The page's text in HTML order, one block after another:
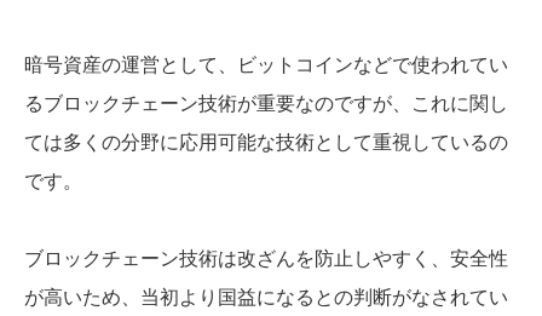
暗号資産の運営として、ビットコインなどで使われてい
るブロックチェーン技術が重要なのですが、これに関し
ては多くの分野に応用可能な技術として重視しているの
です。
ブロックチェーン技術は改ざんを防止しやすく、安全性
が高いため、当初より国益になるとの判断がなされてい